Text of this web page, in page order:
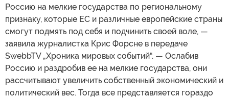
Россию на мелкие государства по региональному
признаку, которые ЕС и различные европейские страны
смогут подмять под себя и подчинить своей воле, —
заявила журналистка Крис Форсне в передаче
SwebbTV „Хроника мировых событий“. — Ослабив
Россию и раздробив ее на мелкие государства, они
рассчитывают увеличить собственный экономический и
политический вес. Тогда все представляется гораздо